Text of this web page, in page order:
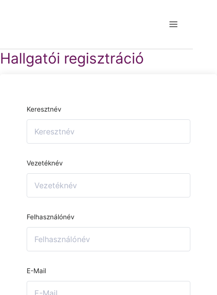
Hallgatói regisztráció
Keresztnév
Vezetéknév
Felhasználónév
E-Mail